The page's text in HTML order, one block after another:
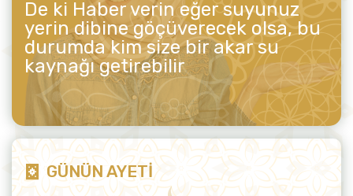
De ki Haber verin eğer suyunuz
yerin dibine göçüverecek olsa, bu
durumda kim size bir akar su
kaynağı getirebilir
GÜNÜN AYETİ